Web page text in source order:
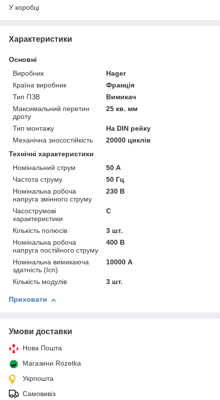
У коробці
Характеристики
Основні
Виробник
Hager
Країна виробник
Франція
Тип ПЗВ
Вимикач
Максимальний перетин
дроту
25 кв. мм
Тип монтажу
На DIN рейку
Механічна зносостійкість
20000 циклів
Технічні характеристики
Номінальний струм
50 А
Частота струму
50 Гц
Номінальна робоча
напруга змінного струму
230 В
Часострумові
характеристики
C
Кількість полюсів
3 шт.
Номінальна робоча
напруга постійного струму
400 В
Номінальна вимикаюча
здатність (Icn)
10000 А
Кількість модулів 3 шт.
Приховати
Умови доставки
Нова Пошта
Магазини Rozetka
Укрпошта
Самовивіз